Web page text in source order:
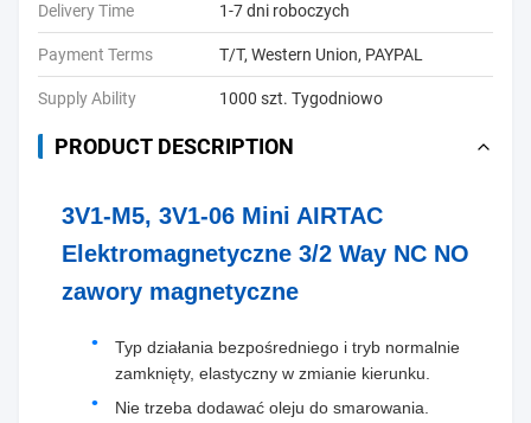
Delivery Time 1-7 dni roboczych
Payment Terms T/T, Western Union, PAYPAL
Supply Ability 1000 szt. Tygodniowo
PRODUCT DESCRIPTION
3V1-M5, 3V1-06 Mini AIRTAC
Elektromagnetyczne 3/2 Way NC NO
zawory magnetyczne
Typ działania bezpośredniego i tryb normalnie
zamknięty, elastyczny w zmianie kierunku.
Nie trzeba dodawać oleju do smarowania.